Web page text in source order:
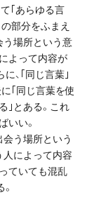
｢あらゆる言
部分をふまえ
う場所という意
よって内容が
、｢同じ言葉｣
｢同じ言葉を使
｣とある。これ
いい。
会う場所という
人によって内容
ていても混乱